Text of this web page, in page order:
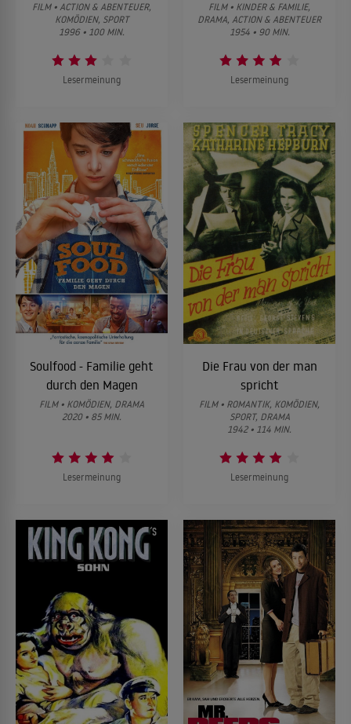
FILM • ACTION & ABENTEUER,
KOMÖDIEN, SPORT
1996 • 100 MIN.
Lesermeinung
FILM • KINDER & FAMILIE,
DRAMA, ACTION & ABENTEUER
1954 • 90 MIN.
Lesermeinung
Soulfood - Familie geht
durch den Magen
FILM • KOMÖDIEN, DRAMA
2020 • 85 MIN.
Lesermeinung
Die Frau von der man
spricht
FILM • ROMANTIK, KOMÖDIEN,
SPORT, DRAMA
1942 • 114 MIN.
Lesermeinung